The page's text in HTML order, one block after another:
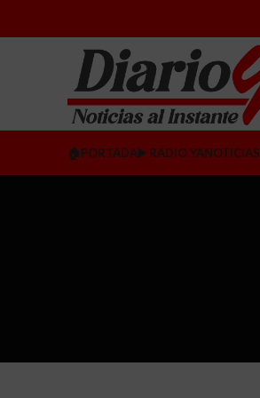
🏠PORTADA▶️ RADIO YANOTICIAS